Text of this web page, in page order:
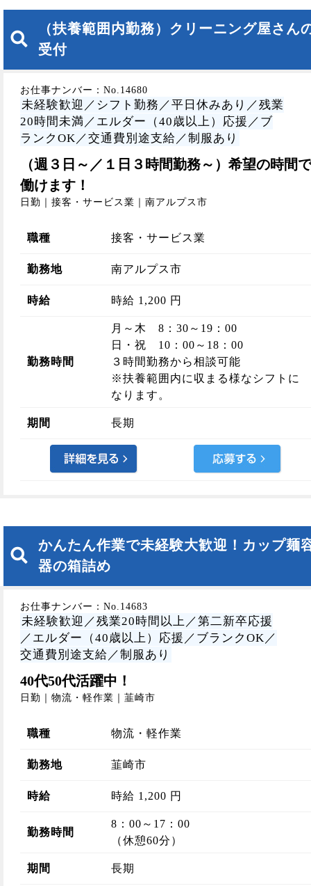
（扶養範囲内勤務）クリーニング屋さん
受付
お仕事ナンバー：No.14680
未経験歓迎／シフト勤務／平日休みあり／残業
20時間未満／エルダー（40歳以上）応援／ブ
ランクOK／交通費別途支給／制服あり
（週３日～／１日３時間勤務～）希望の時間で
働けます！
日勤｜接客・サービス業｜南アルプス市
職種 接客・サービス業
勤務地 南アルプス市
時給 時給 1,200 円
勤務時間
月～木 8：30～19：00
日・祝 10：00～18：00
３時間勤務から相談可能
※扶養範囲内に収まる様なシフトに
なります。
期間 長期
かんたん作業で未経験大歓迎！カップ麺
器の箱詰め
お仕事ナンバー：No.14683
未経験歓迎／残業20時間以上／第二新卒応援
／エルダー（40歳以上）応援／ブランクOK／
交通費別途支給／制服あり
40代50代活躍中！
日勤｜物流・軽作業｜韮崎市
職種 物流・軽作業
勤務地 韮崎市
時給 時給 1,200 円
勤務時間
8：00～17：00
（休憩60分）
期間 長期